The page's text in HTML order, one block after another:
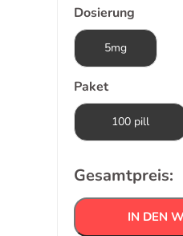
Dosierung
5mg
Paket
100 pill
Gesamtpreis:
IN DEN